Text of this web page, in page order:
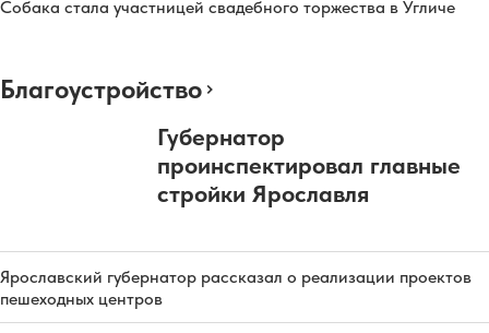
Собака стала участницей свадебного торжества в Угличе
Благоустройство
Губернатор
проинспектировал главные
стройки Ярославля
Ярославский губернатор рассказал о реализации проектов
пешеходных центров